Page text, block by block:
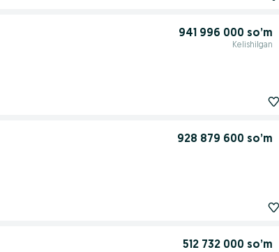
941 996 000 so’m
Kelishilgan
928 879 600 so’m
512 732 000 so’m